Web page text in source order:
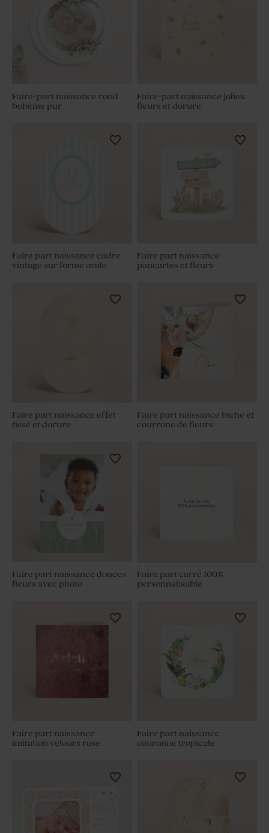
Faire part carré 100%
personnalisable
Faire-part naissance rond
bohème pur
Faire-part naissance jolies
fleurs et dorure
Faire part naissance cadre
vintage sur forme ovale
Faire part naissance
pancartes et fleurs
Faire part naissance effet
tissé et dorure
Faire part naissance biche et
courrone de fleurs
Faire part naissance douces
fleurs avec photo
Faire part naissance
imitation velours rose
Faire part naissance
couronne tropicale